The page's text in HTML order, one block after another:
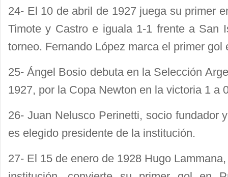
24- El 10 de abril de 1927 juega su primer
Timote y Castro e iguala 1-1 frente a San
torneo. Fernando López marca el primer gol
25- Ángel Bosio debuta en la Selección
1927, por la Copa Newton en la victoria 1 a
26- Juan Nelusco Perinetti, socio fundador
es elegido presidente de la institución.
27- El 15 de enero de 1928 Hugo